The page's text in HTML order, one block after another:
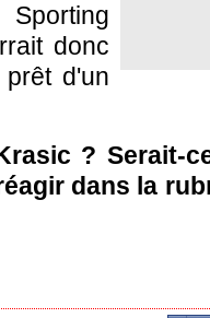
donc
d'un
? Serait-
dans la